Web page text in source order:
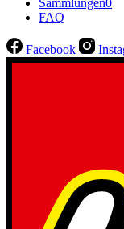
Sammlungen0
FAQ
Facebook